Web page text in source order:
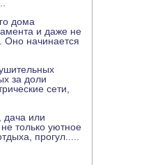
дома
и даже не
Оно начинается
за доли
сети,
или
только уютное
прогул